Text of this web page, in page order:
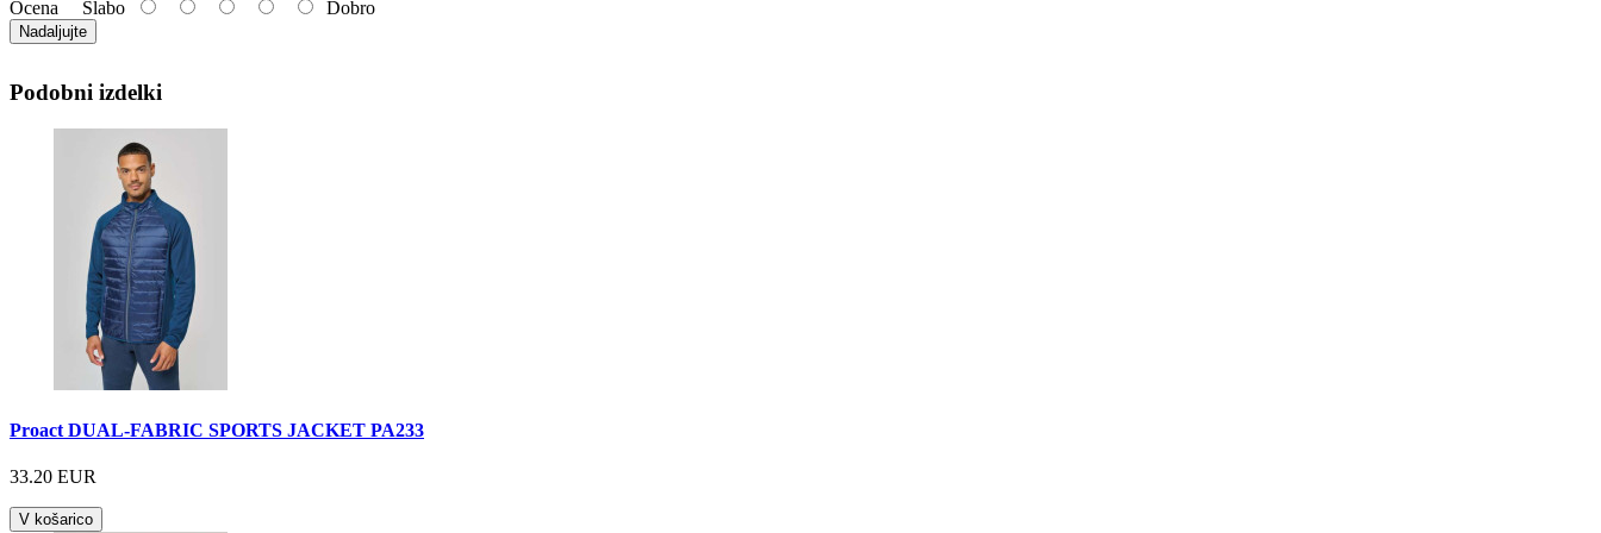
Ocena Slabo Dobro
Nadaljujte
Podobni izdelki
Proact DUAL-FABRIC SPORTS JACKET PA233
33.20 EUR
V košarico